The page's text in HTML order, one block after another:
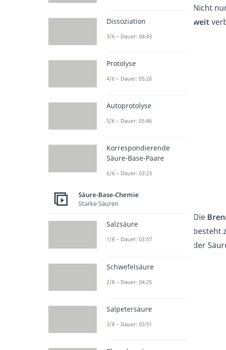
Nicht
weit
Die
besteht
der
Dissoziation
3/6 – Dauer: 04:43
Protolyse
4/6 – Dauer: 05:26
Autoprotolyse
5/6 – Dauer: 05:46
Korrespondierende
Säure-Base-Paare
6/6 – Dauer: 03:23
Säure-Base-Chemie
Starke Säuren
Salzsäure
1/8 – Dauer: 03:57
Schwefelsäure
2/8 – Dauer: 04:25
Salpetersäure
3/8 – Dauer: 03:51